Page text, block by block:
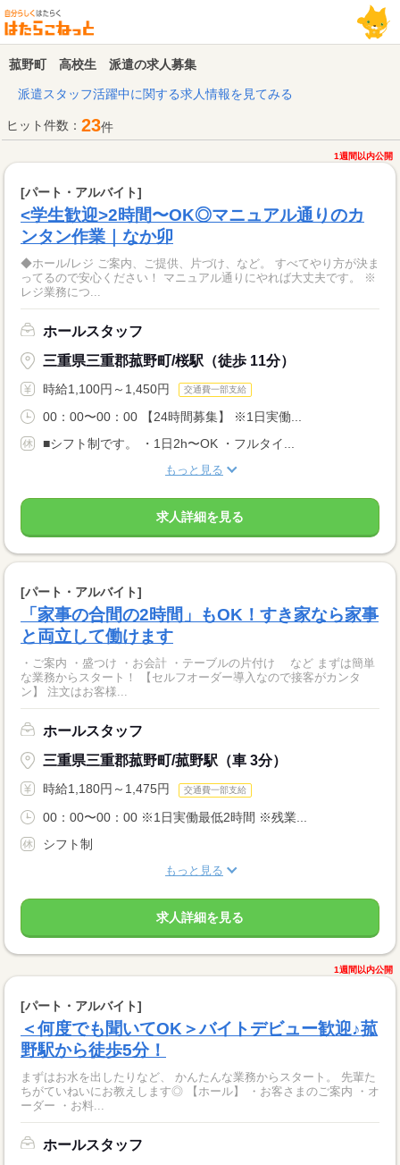
菰野町 高校生 派遣の求人募集
派遣スタッフ活躍中に関する求人情報を見てみる
ヒット件数： 23件
1週間以内公開
[パート・アルバイト]
<学生歓迎>2時間〜OK◎マニュアル通りのカ
ンタン作業｜なか卯
◆ホール/レジ ご案内、ご提供、片づけ、など。 すべてやり方が決ま
ってるので安心ください！ マニュアル通りにやれば大丈夫です。 ※
レジ業務につ...
ホールスタッフ
三重県三重郡菰野町/桜駅（徒歩 11分）
時給1,100円～1,450円 交通費一部支給
00：00〜00：00 【24時間募集】 ※1日実働...
■シフト制です。 ・1日2h〜OK ・フルタイ...
もっと見る
求人詳細を見る
[パート・アルバイト]
「家事の合間の2時間」もOK！すき家なら家事
と両立して働けます
・ご案内 ・盛つけ ・お会計 ・テーブルの片付け など まずは簡単
な業務からスタート！ 【セルフオーダー導入なので接客がカンタ
ン】 注文はお客様...
ホールスタッフ
三重県三重郡菰野町/菰野駅（車 3分）
時給1,180円～1,475円 交通費一部支給
00：00〜00：00 ※1日実働最低2時間 ※残業...
シフト制
もっと見る
求人詳細を見る
1週間以内公開
[パート・アルバイト]
＜何度でも聞いてOK＞バイトデビュー歓迎♪菰
野駅から徒歩5分！
まずはお水を出したりなど、 かんたんな業務からスタート。 先輩た
ちがていねいにお教えします◎ 【ホール】 ・お客さまのご案内 ・オ
ーダー ・お料...
ホールスタッフ